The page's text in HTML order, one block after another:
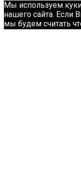
Мы используем
нашего сайта. Если
мы будем считать